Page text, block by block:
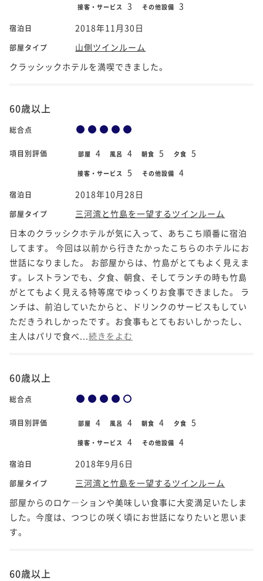
接客・サービス 3 その他設備 3
宿泊日 2018年11月30日
部屋タイプ
山側ツインルーム
クラッシックホテルを満喫できました。
60歳以上
総合点
項目別評価 部屋 4 風呂 4 朝食 5 夕食 5
接客・サービス 5 その他設備 4
宿泊日 2018年10月28日
部屋タイプ
三河湾と竹島を一望するツインルーム
日本のクラッシクホテルが気に入って、あちこち順番に宿泊
してます。 今回は以前から行きたかったこちらのホテルにお
世話になりました。 お部屋からは、竹島がとてもよく見えま
す。レストランでも、夕食、朝食、そしてランチの時も竹島
がとてもよく見える特等席でゆっくりお食事できました。 ラ
ンチは、前泊していたからと、ドリンクのサービスもしてい
ただきうれしかったです。お食事もとてもおいしかったし、
主人はパリで食べ... 続きをよむ
60歳以上
総合点
項目別評価 部屋 4 風呂 4 朝食 4 夕食 5
接客・サービス 4 その他設備 4
宿泊日 2018年9月6日
部屋タイプ
三河湾と竹島を一望するツインルーム
部屋からのロケ―ションや美味しい食事に大変満足いたしま
した。今度は、つつじの咲く頃にお世話になりたいと思いま
す。
60歳以上